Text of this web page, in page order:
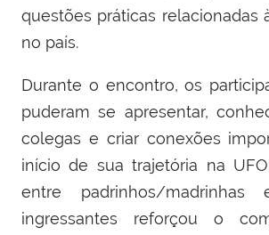
questões práticas relacionadas
no país.
Durante o encontro, os
puderam se apresentar,
colegas e criar conexões
início de sua trajetória na
entre padrinhos/madrinhas
ingressantes reforçou o